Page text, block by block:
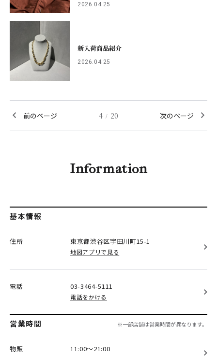
2026.04.25
新入荷商品紹介
2026.04.25
前のページ 4 / 20 次のページ
Information
基本情報
住所 東京都渋谷区宇田川町15-1
地図アプリで見る
電話 03-3464-5111
電話をかける
営業時間 ※一部店舗は営業時間が異なります。
物販 11:00～21:00